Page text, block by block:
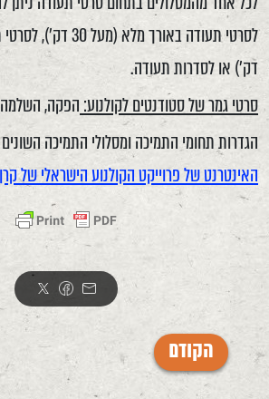
דק') או לסדרות תעודה.
סרטי גמר של סטודנטים לקולנוע: הפקה, השלמה
הגדרות תחומי התמיכה ומסלולי התמיכה
האינטרנט של פרוייקט הקולנוע הישראלי של קרן
הקודם